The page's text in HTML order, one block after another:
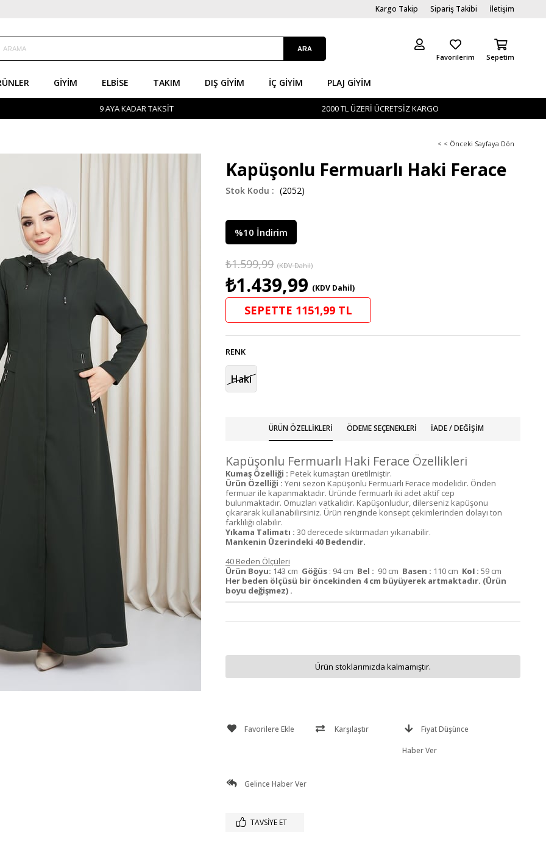
Kargo Takip Sipariş Takibi İletişim
Sepetim
Favorilerim
GIYIM ELBISE TAKIM DIŞ GIYIM İÇ GİYIM PLAJ GIYIM
9 AYA KADAR TAKSİT 2000 TL ÜZERİ ÜCRETSİZ KARGO
< < Önceki Sayfaya Dön
Kapüşonlu Fermuarlı Haki Ferace
(2052)
%10 İndirim
₺1.599,99 (KDV Dahil)
₺1.439,99 (KDV Dahil)
SEPETTE 1151,99 TL
RENK
Haki
ÜRÜN ÖZELLIKLERI ÖDEME SEÇENEKLERI İADE / DEĞIŞIM
Kapüşonlu Fermuarlı Haki Ferace Özellikleri
Kumaş Özelliği : Petek kumaştan üretilmiştir.
Ürün Özelliği : Yeni sezon Kapüşonlu Fermuarlı Ferace modelidir. Önden
fermuar ile kapanmaktadır. Üründe fermuarlı iki adet aktif cep
bulunmaktadır. Omuzları vatkalıdır. Kapüşonludur, dilerseniz kapüşonu
çıkararak kullanabilirsiniz. Ürün renginde konsept çekimlerinden dolayı ton
farklılığı olabilir.
Yıkama Talimatı : 30 derecede sıktırmadan yıkanabilir.
Mankenin Üzerindeki 40 Bedendir.
40 Beden Ölçüleri
Ürün Boyu: 143 cm Göğüs : 94 cm Bel : 90 cm Basen : 110 cm Kol : 59 cm
Her beden ölçüsü bir öncekinden 4 cm büyüyerek artmaktadır. (Ürün
boyu değişmez) .
Ürün stoklarımızda kalmamıştır.
Favorilere Ekle Karşılaştır Fiyat Düşünce
Haber Ver
Gelince Haber Ver
TAVSIYE ET